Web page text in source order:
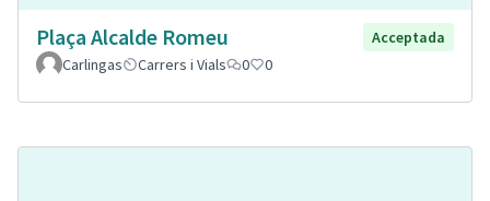
Plaça Alcalde Romeu
Acceptada
Carlingas
Carrers i Vials 0 0